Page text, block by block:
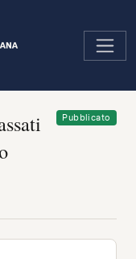
Pubblicato